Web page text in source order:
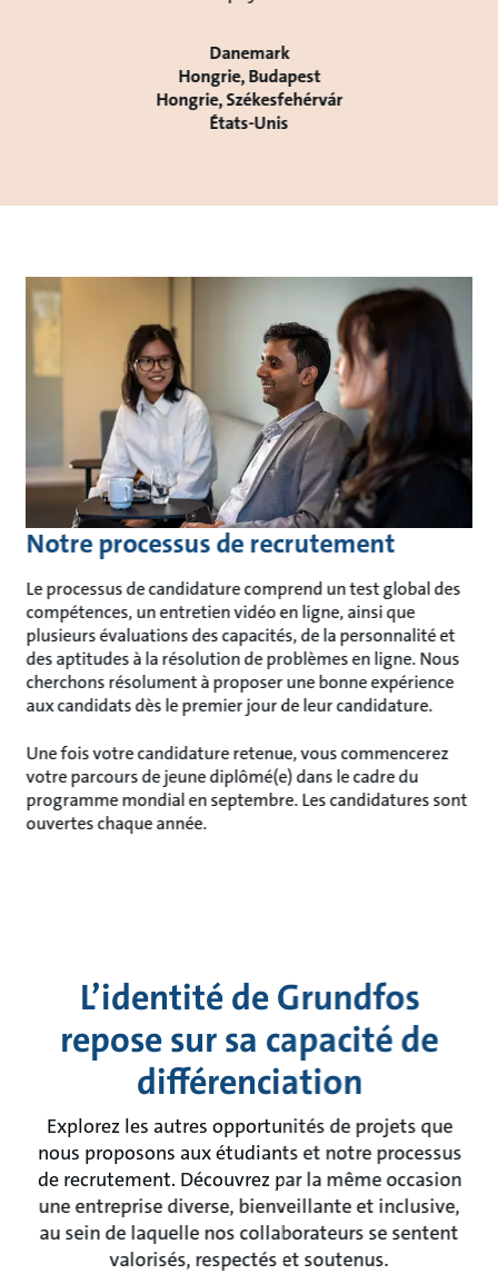
Danemark
Hongrie, Budapest
Hongrie, Székesfehérvár
États-Unis
Notre processus de recrutement
Le processus de candidature comprend un test global des
compétences, un entretien vidéo en ligne, ainsi que
plusieurs évaluations des capacités, de la personnalité et
des aptitudes à la résolution de problèmes en ligne. Nous
cherchons résolument à proposer une bonne expérience
aux candidats dès le premier jour de leur candidature.
Une fois votre candidature retenue, vous commencerez
votre parcours de jeune diplômé(e) dans le cadre du
programme mondial en septembre. Les candidatures sont
ouvertes chaque année.
L’identité de Grundfos
repose sur sa capacité de
différenciation
Explorez les autres opportunités de projets que
nous proposons aux étudiants et notre processus
de recrutement. Découvrez par la même occasion
une entreprise diverse, bienveillante et inclusive,
au sein de laquelle nos collaborateurs se sentent
valorisés, respectés et soutenus.